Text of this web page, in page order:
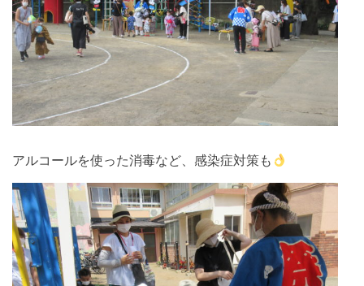
アルコールを使った消毒など、感染症対策も